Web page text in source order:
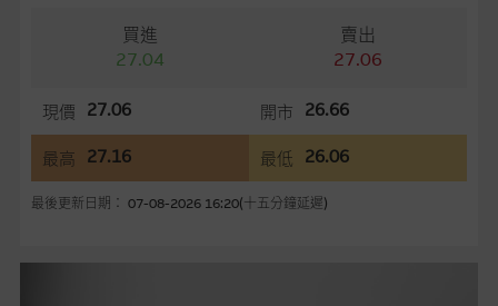
買進
27.04
賣出
27.06
現價 27.06 開市 26.66
最高 27.16 最低 26.06
最後更新日期： 07-08-2026 16:20(十五分鐘延遲)
務更新網站內容，或修正任何其後變為明顯失實之地方。網站內
容所載的意見、預測及其他資料可予更改或刪除，而毋須作出通
數而預備的，不構成我們提出的意見。所用假設及參數並非唯一
可以合理選擇到的，因此並不保證該類報價單、公開資料或分析